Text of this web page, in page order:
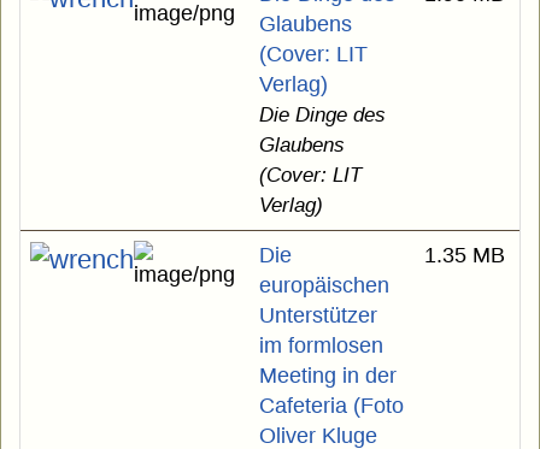
Glaubens
(Cover: LIT
Verlag)
Die Dinge des
Glaubens
(Cover: LIT
Verlag)
Die
europäischen
Unterstützer
im formlosen
Meeting in der
Cafeteria (Foto
Oliver Kluge
1.35 MB